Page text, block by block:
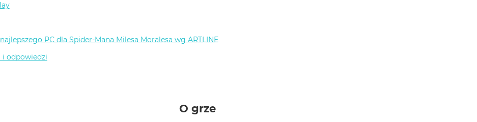
PC dla Spider-Mana Milesa Moralesa wg ARTLINE
i odpowiedzi
O grze